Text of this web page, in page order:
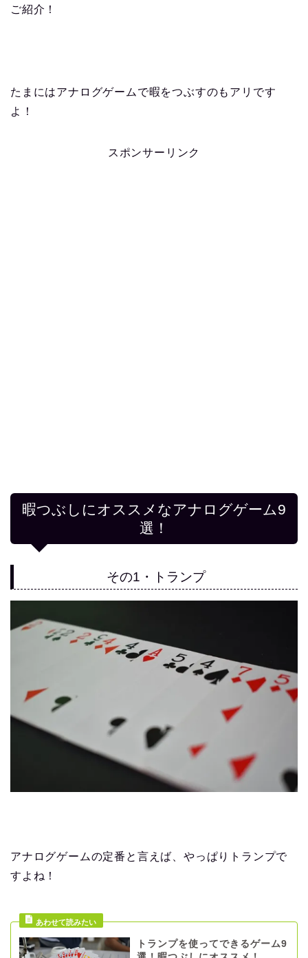
ご紹介！
たまにはアナログゲームで暇をつぶすのもアリです
よ！
スポンサーリンク
暇つぶしにオススメなアナログゲーム9
選！
その1・トランプ
アナログゲームの定番と言えば、やっぱりトランプで
すよね！
トランプを使ってできるゲーム9